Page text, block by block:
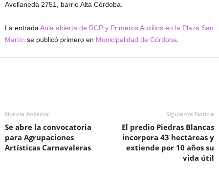
Avellaneda 2751, barrio Alta Córdoba.
La entrada Aula abierta de RCP y Primeros Auxilios en la Plaza San
Martín se publicó primero en Municipalidad de Córdoba
Noticia Anterior
Se abre la convocatoria
para Agrupaciones
Artísticas Carnavaleras
Siguiente Noticia
El predio Piedras Blancas
incorpora 43 hectáreas y
extiende por 10 años su
vida útil